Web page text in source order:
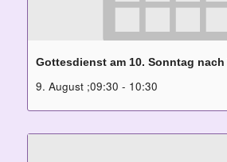
Gottesdienst am 10. Sonntag
9. August ;09:30 - 10:30